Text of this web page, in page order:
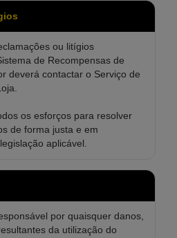
ou litígios
de Recompensas de
deverá contactar o Serviço de
os esforços para resolver
de forma justa e em
aplicável.
por quaisquer danos,
da utilização do